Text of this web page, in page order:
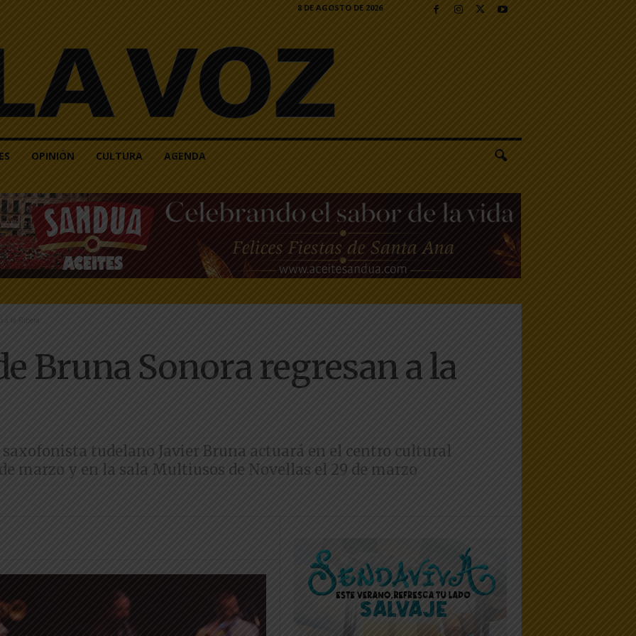
8 DE AGOSTO DE 2026
OPINIÓN CULTURA AGENDA
a la Ribera
Bruna Sonora regresan a la
tudelano Javier Bruna actuará en el centro cultural
marzo y en la sala Multiusos de Novellas el 29 de marzo